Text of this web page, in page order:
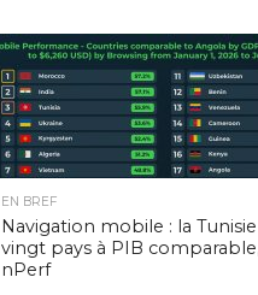
EN BREF
Navigation mobile : la
vingt pays à PIB
nPerf